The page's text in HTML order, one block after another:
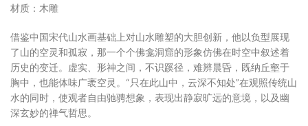
材质：木雕
借鉴中国宋代山水画基础上对山水雕塑的大胆创新，他以负型展现
了山的空灵和孤寂，那一个个佛龛洞窟的形象仿佛在时空中叙述着
历史的变迁。虚实、形神之间，不识蹊径，难辨晨昏，既纳丘壑于
胸中，也能体味广袤空灵。“只在此山中，云深不知处”在观照传统山
水的同时，使观者自由驰骋想象，表现出静寂旷远的意境，以及幽
深玄妙的禅气哲思。